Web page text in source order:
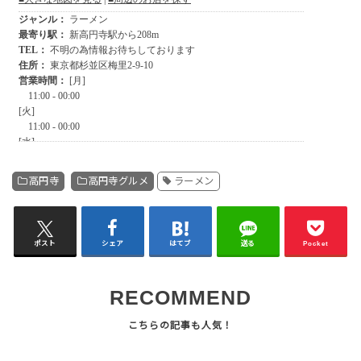
高円寺 高円寺グルメ ラーメン
ポスト シェア はてブ 送る Pocket
RECOMMEND